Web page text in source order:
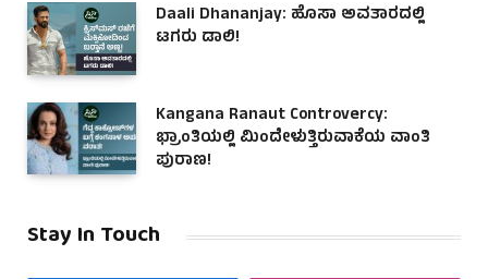
Daali Dhananjay: ಹೊಸಾ ಅವತಾರದಲ್ಲಿ
ಟಗರು ಡಾಲಿ!
Kangana Ranaut Controvercy:
ಭ್ರಾಂತಿಯಲ್ಲಿ ಮಿಂದೇಳುತ್ತಿರುವಾಕೆಯ ವಾಂತಿ
ಪುರಾಣ!
Stay In Touch